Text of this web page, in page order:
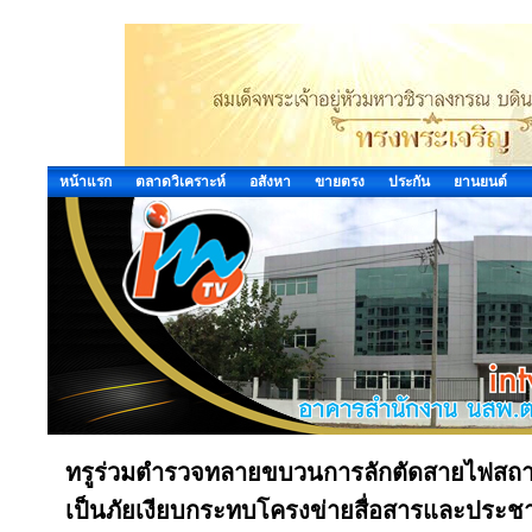
หน้าแรก ตลาดวิเคราะห์ อสังหา ขายตรง ประกัน ยานยนต์
ทรูร่วมตำรวจทลายขบวนการลักตัดสายไฟสถ
เป็นภัยเงียบกระทบโครงข่ายสื่อสารและประ